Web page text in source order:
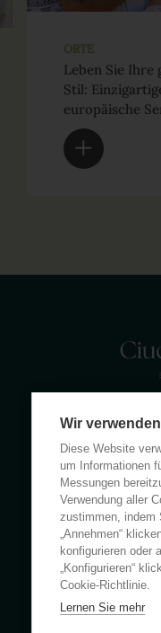
ORTE
Leben Sie Ihre
Stil:
europäische
Calle Rumanía
Wir
Diese Website
um Informationen
Messungen
Verwendung aller
zustimmen, indem
„Annehmen“
konfigurieren oder
„Konfigurieren“
Cookie-Richtlinie.
Lernen Sie mehr